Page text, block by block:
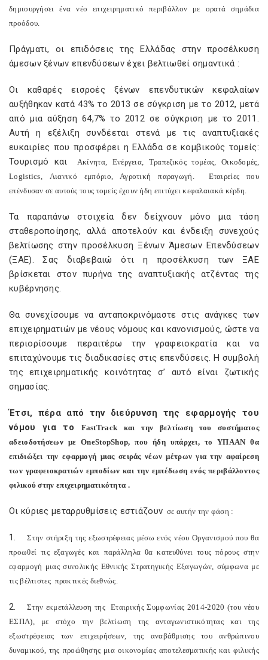
δημιουργήσει ένα νέο επιχειρηματικό περιβάλλον με ορατά σημάδια
προόδου.
Πράγματι, οι επιδόσεις της Ελλάδας στην προσέλκυση
άμεσων ξένων επενδύσεων έχει βελτιωθεί σημαντικά :
Οι καθαρές εισροές ξένων επενδυτικών κεφαλαίων
αυξήθηκαν κατά 43% το 2013 σε σύγκριση με το 2012, μετά
από μια αύξηση 64,7% το 2012 σε σύγκριση με το 2011.
Αυτή η εξέλιξη συνδέεται στενά με τις αναπτυξιακές
ευκαιρίες που προσφέρει η Ελλάδα σε κομβικούς τομείς:
Τουρισμό και
Ακίνητα, Ενέργεια, Τραπεζικός τομέας, Οικοδομές,
Logistics, Λιανικό εμπόριο, Αγροτική παραγωγή.
Εταιρείες που
επένδυσαν σε αυτούς τους τομείς έχουν ήδη επιτύχει κεφαλαιακά κέρδη.
Τα παραπάνω στοιχεία δεν δείχνουν μόνο μια τάση
σταθεροποίησης, αλλά αποτελούν και ένδειξη συνεχούς
βελτίωσης στην προσέλκυση Ξένων Άμεσων Επενδύσεων
(ΞΑΕ). Σας διαβεβαιώ ότι η προσέλκυση των ΞΑΕ
βρίσκεται στον πυρήνα της αναπτυξιακής ατζέντας της
κυβέρνησης.
Θα συνεχίσουμε να ανταποκρινόμαστε στις ανάγκες των
επιχειρηματιών με νέους νόμους και κανονισμούς, ώστε να
περιορίσουμε περαιτέρω την γραφειοκρατία και να
επιταχύνουμε τις διαδικασίες στις επενδύσεις. Η συμβολή
της επιχειρηματικής κοινότητας σ’ αυτό είναι ζωτικής
σημασίας.
Έτσι, πέρα από την διεύρυνση της εφαρμογής του
νόμου για το
FastTrack και την βελτίωση του συστήματος
αδειοδοτήσεων με OneStopShop, που ήδη υπάρχει, το ΥΠΑΑΝ θα
επιδιώξει την εφαρμογή μιας σειράς νέων μέτρων για την αφαίρεση
των γραφειοκρατιών εμποδίων και την εμπέδωση ενός περιβάλλοντος
φιλικού στην επιχειρηματικότητα .
Οι κύριες μεταρρυθμίσεις εστιάζουν σε αυτήν την φάση :
1.
Στην στήριξη της εξωστρέφειας μέσω ενός νέου Οργανισμού που θα
προωθεί τις εξαγωγές και παράλληλα θα κατευθύνει τους πόρους στην
εφαρμογή μιας συνολικής Εθνικής Στρατηγικής Εξαγωγών, σύμφωνα με
τις βέλτιστες πρακτικές διεθνώς.
2. Στην εκμετάλλευση της
Εταιρικής Συμφωνίας 2014-2020 (του νέου
ΕΣΠΑ), με στόχο την βελτίωση της ανταγωνιστικότητας και της
εξωστρέφειας των επιχειρήσεων, της αναβάθμισης του ανθρώπινου
δυναμικού, της προώθησης μια οικονομίας αποτελεσματικής και φιλικής